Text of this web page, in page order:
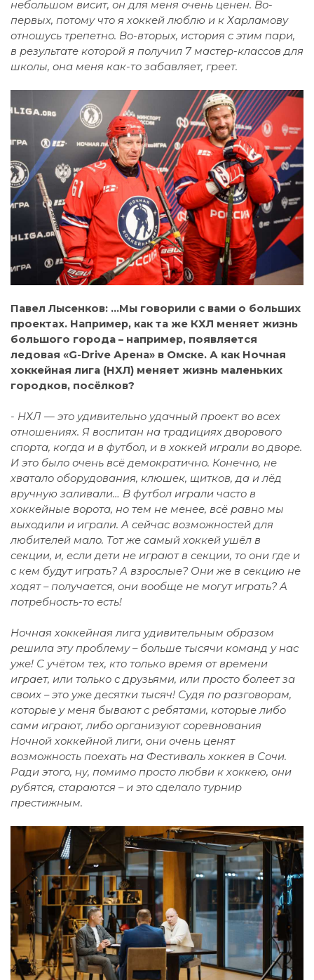
небольшом висит, он для меня очень ценен. Во-
первых, потому что я хоккей люблю и к Харламову
отношусь трепетно. Во-вторых, история с этим пари,
в результате которой я получил 7 мастер-классов для
школы, она меня как-то забавляет, греет.
Павел Лысенков: …Мы говорили с вами о больших
проектах. Например, как та же КХЛ меняет жизнь
большого города – например, появляется
ледовая «G-Drive Арена» в Омске. А как Ночная
хоккейная лига (НХЛ) меняет жизнь маленьких
городков, посёлков?
- НХЛ — это удивительно удачный проект во всех
отношениях. Я воспитан на традициях дворового
спорта, когда и в футбол, и в хоккей играли во дворе.
И это было очень всё демократично. Конечно, не
хватало оборудования, клюшек, щитков, да и лёд
вручную заливали… В футбол играли часто в
хоккейные ворота, но тем не менее, всё равно мы
выходили и играли. А сейчас возможностей для
любителей мало. Тот же самый хоккей ушёл в
секции, и, если дети не играют в секции, то они где и
с кем будут играть? А взрослые? Они же в секцию не
ходят – получается, они вообще не могут играть? А
потребность-то есть!
Ночная хоккейная лига удивительным образом
решила эту проблему – больше тысячи команд у нас
уже! С учётом тех, кто только время от времени
играет, или только с друзьями, или просто болеет за
своих – это уже десятки тысяч! Судя по разговорам,
которые у меня бывают с ребятами, которые либо
сами играют, либо организуют соревнования
Ночной хоккейной лиги, они очень ценят
возможность поехать на Фестиваль хоккея в Сочи.
Ради этого, ну, помимо просто любви к хоккею, они
рубятся, стараются – и это сделало турнир
престижным.